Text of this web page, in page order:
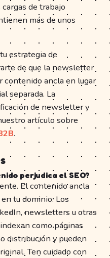
de trabajo
más de unos
estrategia de
de que la newsletter
contenido ancla en lugar
separada. La
de newsletter y
artículo sobre
.
perjudica el SEO?
El contenido ancla
tu dominio. Los
newsletters u otras
como páginas
distribución y pueden
Ten cuidado con